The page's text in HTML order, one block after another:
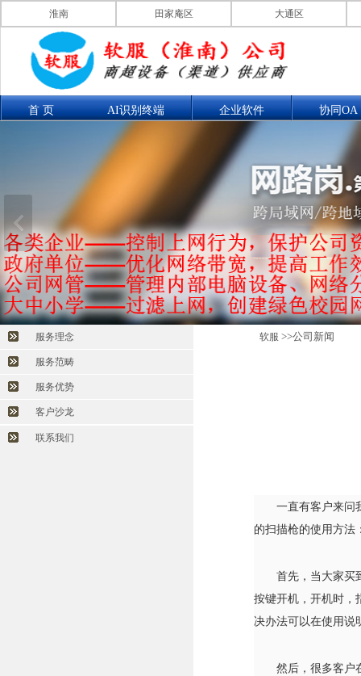
淮南 田家庵区 大通区
首 页 AI识别终端 企业软件 协同OA
服务理念
服务范畴
服务优势
客户沙龙
联系我们
软服 >>公司新闻
一直有客户来问
的扫描枪的使用方法
首先，当大家买
按键开机，开机时，
决办法可以在使用说
然后，很多客户